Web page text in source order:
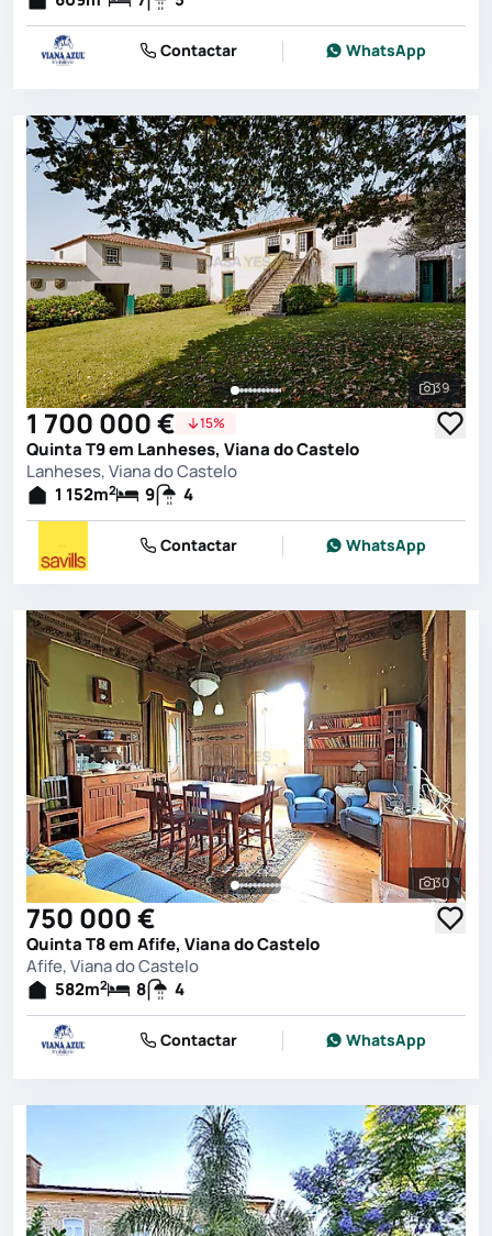
Contactar WhatsApp
Ver
39
1 700 000 € 15%
Quinta T9 em Lanheses, Viana do Castelo
Lanheses, Viana do Castelo
1 152m2 9 4
Contactar WhatsApp
Ver
30
750 000 €
Quinta T8 em Afife, Viana do Castelo
Afife, Viana do Castelo
582m2 8 4
Contactar WhatsApp